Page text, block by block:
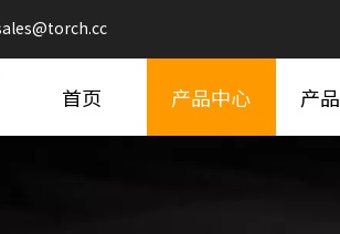
torch.cc
首页 产品中心 产